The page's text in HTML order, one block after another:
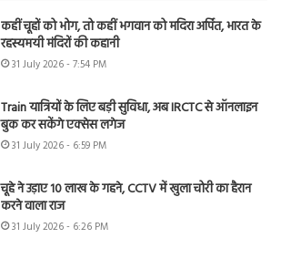
कहीं चूहों को भोग, तो कहीं भगवान को मदिरा अर्पित, भारत के
रहस्यमयी मंदिरों की कहानी
31 July 2026 - 7:54 PM
Train यात्रियों के लिए बड़ी सुविधा, अब IRCTC से ऑनलाइन
बुक कर सकेंगे एक्सेस लगेज
31 July 2026 - 6:59 PM
चूहे ने उड़ाए 10 लाख के गहने, CCTV में खुला चोरी का हैरान
करने वाला राज
31 July 2026 - 6:26 PM